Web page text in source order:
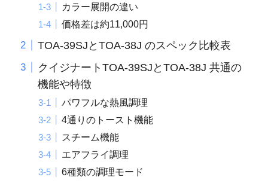
カラー展開の違い
価格差は約11,000円
TOA-39SJとTOA-38J のスペック比較表
クイジナートTOA-39SJとTOA-38J 共通の
機能や特徴
パワフルな熱風調理
4通りのトースト機能
スチーム機能
エアフライ調理
6種類の調理モード